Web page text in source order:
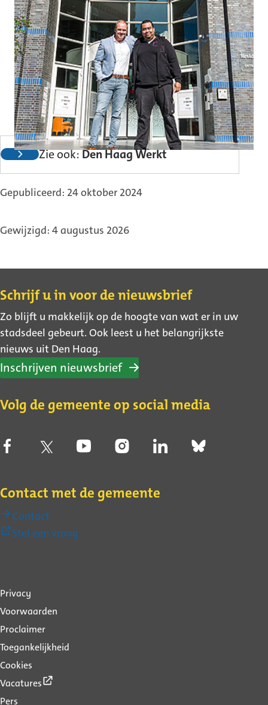
Zie ook:Den Haag Werkt
Gepubliceerd: 24 oktober 2024
Gewijzigd: 4 augustus 2026
Contact
Schrijf u in voor de nieuwsbrief
Zo blijft u makkelijk op de hoogte van wat er in uw
stadsdeel gebeurt. Ook leest u het belangrijkste
nieuws uit Den Haag.
Inschrijven nieuwsbrief
Volg de gemeente op social media
Contact met de gemeente
Contact
Stel een vraag
Over
deze
website
Privacy
Voorwaarden
Proclaimer
Toegankelijkheid
Cookies
Vacatures
Pers